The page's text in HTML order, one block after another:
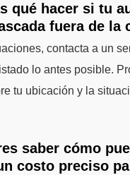
qué hacer si tu
fuera de la
contacta a un
lo antes posible.
tu ubicación y la
saber cómo
costo preciso